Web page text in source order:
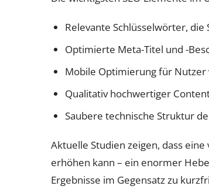
Relevante Schlüsselwörter,
Optimierte Meta-Titel und -
Mobile Optimierung für Nutzer
Qualitativ hochwertiger
Saubere technische Struktur
Aktuelle Studien zeigen, dass
erhöhen kann – ein enormer
Ergebnisse im Gegensatz zu